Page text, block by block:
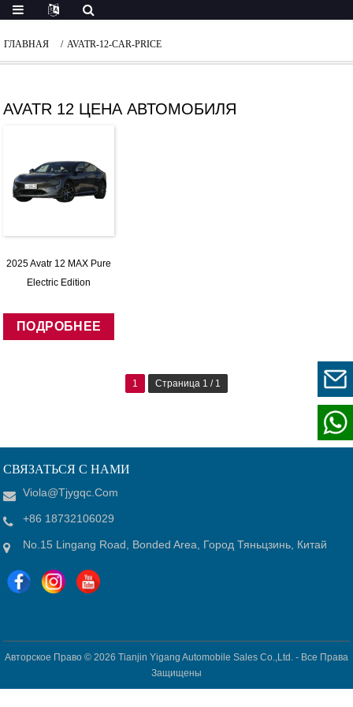
ГЛАВНАЯ AVATR-12-CAR-PRICE
AVATR 12 ЦЕНА АВТОМОБИЛЯ
2025 Avatr 12 MAX Pure
Electric Edition
ПОДРОБНЕЕ
1 Страница 1 / 1
СВЯЗАТЬСЯ С НАМИ
Viola@tjygqc.com
+86 18732106029
No.15 Lingang Road, Bonded Area, Город Тяньцзинь, Китай
Авторское Право © 2026 Tianjin Yigang Automobile Sales Co.,Ltd. - Все Права
Защищены